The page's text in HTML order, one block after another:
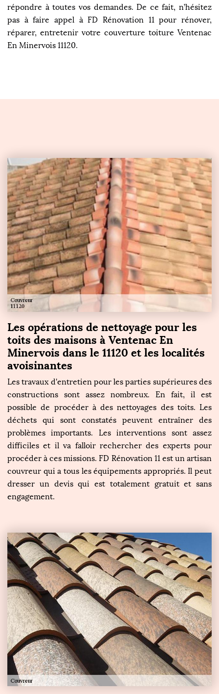
répondre à toutes vos demandes. De ce fait, n’hésitez
pas à faire appel à FD Rénovation 11 pour rénover,
réparer, entretenir votre couverture toiture Ventenac
En Minervois 11120.
Les opérations de nettoyage pour les
toits des maisons à Ventenac En
Minervois dans le 11120 et les localités
avoisinantes
Les travaux d'entretien pour les parties supérieures des
constructions sont assez nombreux. En fait, il est
possible de procéder à des nettoyages des toits. Les
déchets qui sont constatés peuvent entraîner des
problèmes importants. Les interventions sont assez
difficiles et il va falloir rechercher des experts pour
procéder à ces missions. FD Rénovation 11 est un artisan
couvreur qui a tous les équipements appropriés. Il peut
dresser un devis qui est totalement gratuit et sans
engagement.